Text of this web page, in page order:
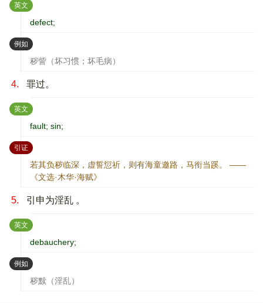
英文 ：
defect;
例如 ：
秽訾（坏习惯；坏毛病）
4. 罪过。
英文 ：
fault; sin;
引证：
若其负秽临深，虚誓愆祈，则有海童邀路，马衔当蹊。 ——
《文选·木华·海赋》
5. 引申为淫乱 。
英文 ：
debauchery;
例如 ：
秽黩（淫乱）